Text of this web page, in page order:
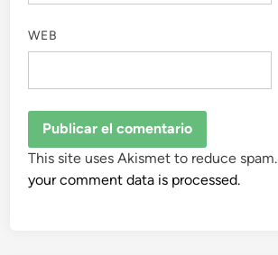
WEB
This site uses Akismet to reduce spam.
your comment data is processed.